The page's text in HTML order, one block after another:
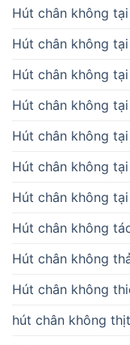
Hút chân không
Hút chân không
Hút chân không
Hút chân không
Hút chân không
Hút chân không
Hút chân không tại
Hút chân không
Hút chân không
Hút chân không
hút chân không